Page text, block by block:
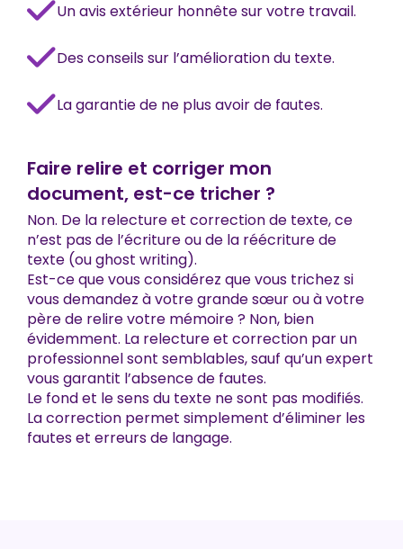
Un avis extérieur honnête sur votre travail.
Des conseils sur l’amélioration du texte.
La garantie de ne plus avoir de fautes.
Faire relire et corriger mon
document, est-ce tricher ?
Non. De la relecture et correction de texte, ce
n’est pas de l’écriture ou de la réécriture de
texte (ou ghost writing).
Est-ce que vous considérez que vous trichez si
vous demandez à votre grande sœur ou à votre
père de relire votre mémoire ? Non, bien
évidemment. La relecture et correction par un
professionnel sont semblables, sauf qu’un expert
vous garantit l’absence de fautes.
Le fond et le sens du texte ne sont pas modifiés.
La correction permet simplement d’éliminer les
fautes et erreurs de langage.